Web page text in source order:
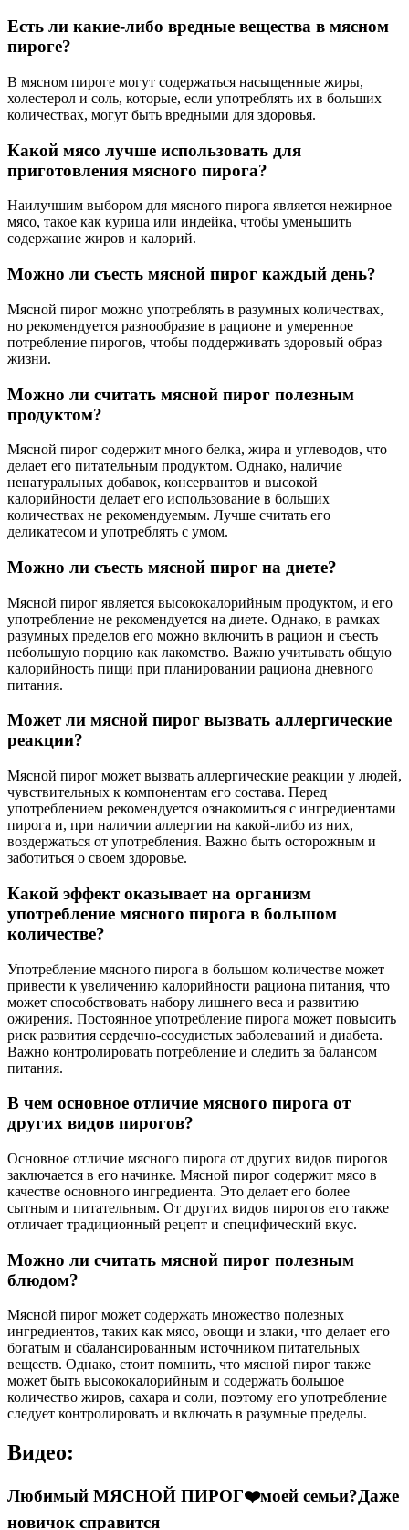
Есть ли какие-либо вредные вещества в мясном
пироге?
В мясном пироге могут содержаться насыщенные жиры,
холестерол и соль, которые, если употреблять их в больших
количествах, могут быть вредными для здоровья.
Какой мясо лучше использовать для
приготовления мясного пирога?
Наилучшим выбором для мясного пирога является нежирное
мясо, такое как курица или индейка, чтобы уменьшить
содержание жиров и калорий.
Можно ли съесть мясной пирог каждый день?
Мясной пирог можно употреблять в разумных количествах,
но рекомендуется разнообразие в рационе и умеренное
потребление пирогов, чтобы поддерживать здоровый образ
жизни.
Можно ли считать мясной пирог полезным
продуктом?
Мясной пирог содержит много белка, жира и углеводов, что
делает его питательным продуктом. Однако, наличие
ненатуральных добавок, консервантов и высокой
калорийности делает его использование в больших
количествах не рекомендуемым. Лучше считать его
деликатесом и употреблять с умом.
Можно ли съесть мясной пирог на диете?
Мясной пирог является высококалорийным продуктом, и его
употребление не рекомендуется на диете. Однако, в рамках
разумных пределов его можно включить в рацион и съесть
небольшую порцию как лакомство. Важно учитывать общую
калорийность пищи при планировании рациона дневного
питания.
Может ли мясной пирог вызвать аллергические
реакции?
Мясной пирог может вызвать аллергические реакции у людей,
чувствительных к компонентам его состава. Перед
употреблением рекомендуется ознакомиться с ингредиентами
пирога и, при наличии аллергии на какой-либо из них,
воздержаться от употребления. Важно быть осторожным и
заботиться о своем здоровье.
Какой эффект оказывает на организм
употребление мясного пирога в большом
количестве?
Употребление мясного пирога в большом количестве может
привести к увеличению калорийности рациона питания, что
может способствовать набору лишнего веса и развитию
ожирения. Постоянное употребление пирога может повысить
риск развития сердечно-сосудистых заболеваний и диабета.
Важно контролировать потребление и следить за балансом
питания.
В чем основное отличие мясного пирога от
других видов пирогов?
Основное отличие мясного пирога от других видов пирогов
заключается в его начинке. Мясной пирог содержит мясо в
качестве основного ингредиента. Это делает его более
сытным и питательным. От других видов пирогов его также
отличает традиционный рецепт и специфический вкус.
Можно ли считать мясной пирог полезным
блюдом?
Мясной пирог может содержать множество полезных
ингредиентов, таких как мясо, овощи и злаки, что делает его
богатым и сбалансированным источником питательных
веществ. Однако, стоит помнить, что мясной пирог также
может быть высококалорийным и содержать большое
количество жиров, сахара и соли, поэтому его употребление
следует контролировать и включать в разумные пределы.
Видео:
Любимый МЯСНОЙ ПИРОГ❤️моей семьи?Даже
новичок справится